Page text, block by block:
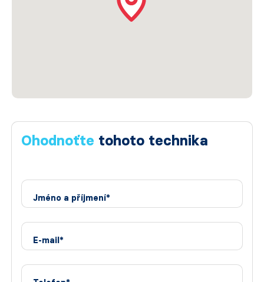
Ohodnoťte tohoto technika
Jméno a příjmení*
E-mail*